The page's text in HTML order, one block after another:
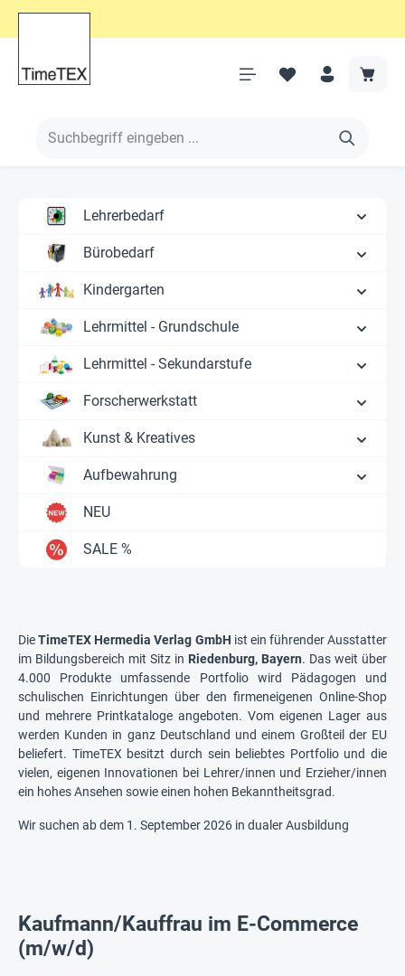
Lehrerbedarf
Bürobedarf
Kindergarten
Lehrmittel - Grundschule
Lehrmittel - Sekundarstufe
Forscherwerkstatt
Kunst & Kreatives
Aufbewahrung
NEU
SALE %
DieTimeTEX Hermedia Verlag GmbH ist ein führender Ausstatter
im Bildungsbereich mit Sitz in Riedenburg, Bayern. Das weit über
4.000 Produkte umfassende Portfolio wird Pädagogen und
schulischen Einrichtungen über den firmeneigenen Online-Shop
und mehrere Printkataloge angeboten. Vom eigenen Lager aus
werden Kunden in ganz Deutschland und einem Großteil der EU
beliefert. TimeTEX besitzt durch sein beliebtes Portfolio und die
vielen, eigenen Innovationen bei Lehrer/innen und Erzieher/innen
ein hohes Ansehen sowie einen hohen Bekanntheitsgrad.
Wir suchen ab dem 1. September 2026 in dualer Ausbildung
Kaufmann/Kauffrau im E-Commerce
(m/w/d)